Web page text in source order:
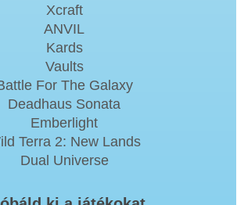
Xcraft
ANVIL
Kards
Vaults
For The Galaxy
Deadhaus Sonata
Emberlight
Terra 2: New Lands
Dual Universe